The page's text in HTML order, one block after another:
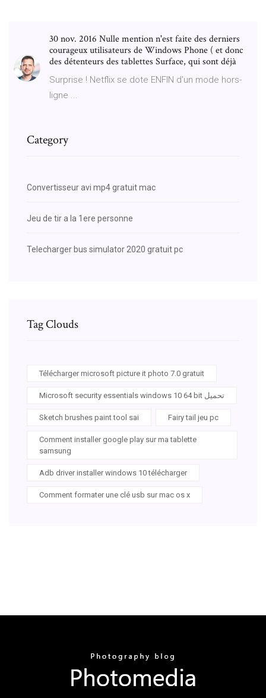
30 nov. 2016 Nulle mention n'est faite des derniers
courageux utilisateurs de Windows Phone ( et donc
des détenteurs des tablettes Surface, qui sont déjà
Surprise ! Netflix se dote ENFIN d'un mode hors-
ligne ...
Category
Convertisseur avi mp4 gratuit mac
Jeu de tir a la 1ere personne
Telecharger bus simulator 2020 gratuit pc
Tag Clouds
Télécharger microsoft picture it photo 7.0 gratuit
Microsoft security essentials windows 10 64 bit تحميل
Sketch brushes paint tool sai Fairy tail jeu pc
Comment installer google play sur ma tablette
samsung
Adb driver installer windows 10 télécharger
Comment formater une clé usb sur mac os x